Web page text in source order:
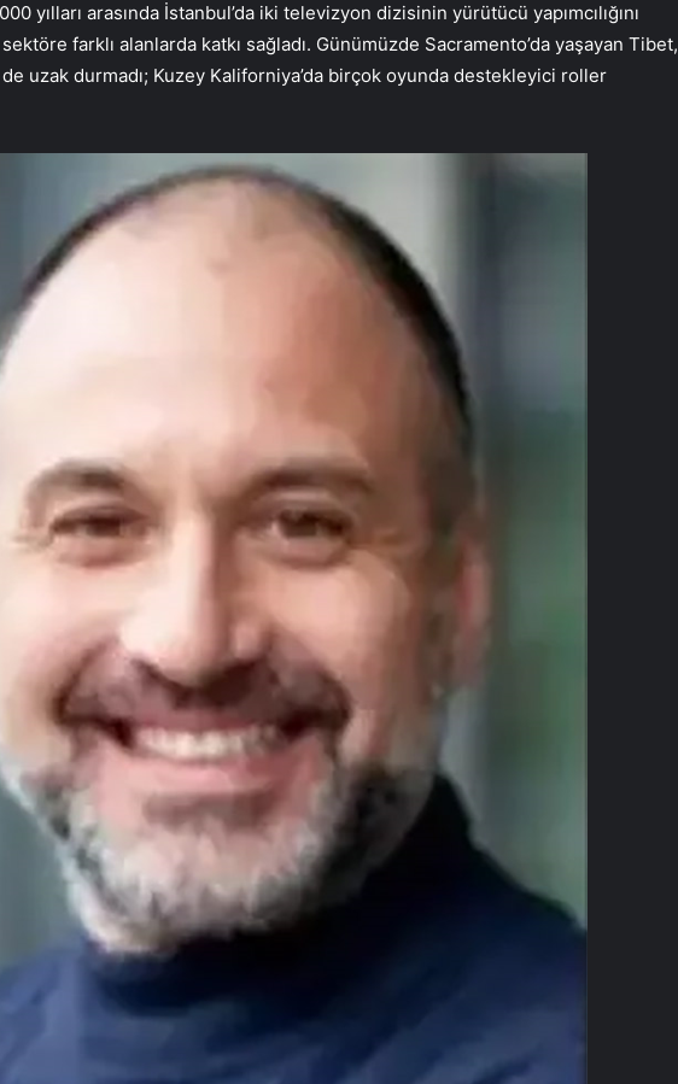
yılları arasında İstanbul’da iki televizyon dizisinin yürütücü yapımcılığını
farklı alanlarda katkı sağladı. Günümüzde Sacramento’da yaşayan Tibet,
uzak durmadı; Kuzey Kaliforniya’da birçok oyunda destekleyici roller